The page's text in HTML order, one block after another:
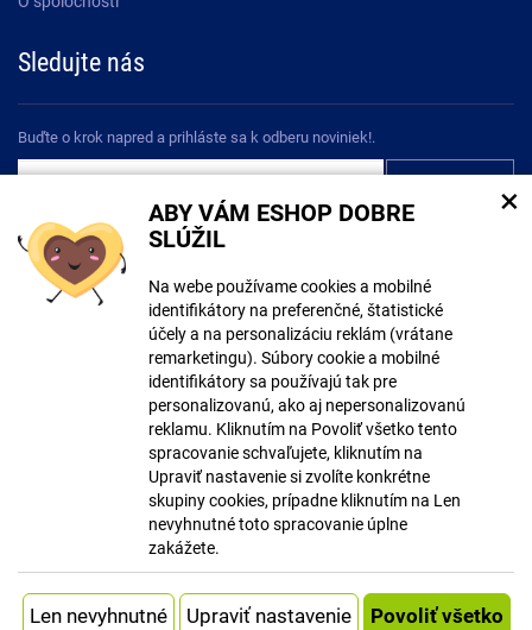
ABY VÁM ESHOP DOBRE
SLÚŽIL
Na webe používame cookies a mobilné
identifikátory na preferenčné, štatistické
účely a na personalizáciu reklám (vrátane
remarketingu). Súbory cookie a mobilné
identifikátory sa používajú tak pre
personalizovanú, ako aj nepersonalizovanú
reklamu. Kliknutím na Povoliť všetko tento
spracovanie schvaľujete, kliknutím na
Upraviť nastavenie si zvolíte konkrétne
skupiny cookies, prípadne kliknutím na Len
nevyhnutné toto spracovanie úplne
zakážete.
Upraviť nastavenie
×
Sledujte nás
Buďte o krok napred a prihláste sa k odberu noviniek!.
Súhlasím so spracovaním osobných údajov
Pri tvorbe obsahu mohli byť použité nástroje umelej inteligencie. Viac
© Copyright ECLIPSERA s.r.o.
Všetky práva vyhradené
Česká verze
Zobraziť klasickú verziu
Systém